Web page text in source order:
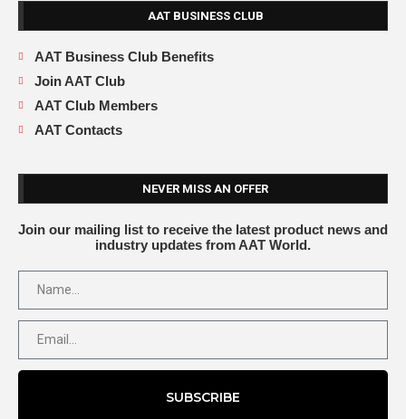
AAT BUSINESS CLUB
AAT Business Club Benefits
Join AAT Club
AAT Club Members
AAT Contacts
NEVER MISS AN OFFER
Join our mailing list to receive the latest product news and
industry updates from AAT World.
SUBSCRIBE